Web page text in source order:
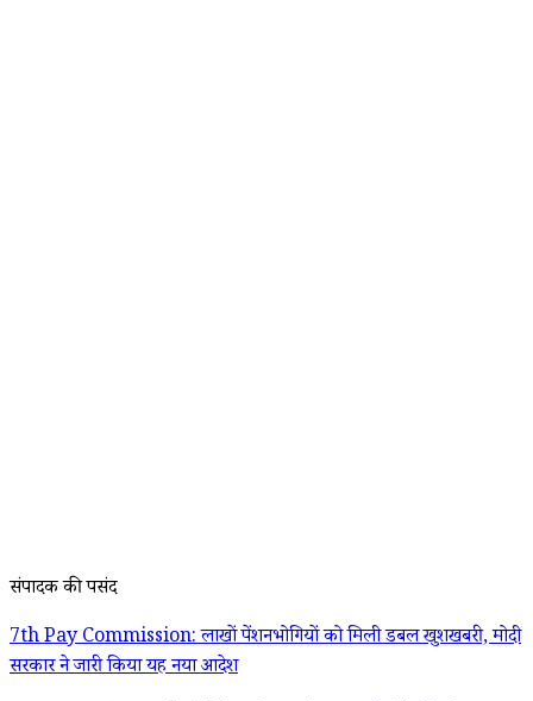
संपादक की पसंद
7th Pay Commission: लाखों पेंशनभोगियों को मिली डबल खुशखबरी, मोदी
सरकार ने जारी किया यह नया आदेश